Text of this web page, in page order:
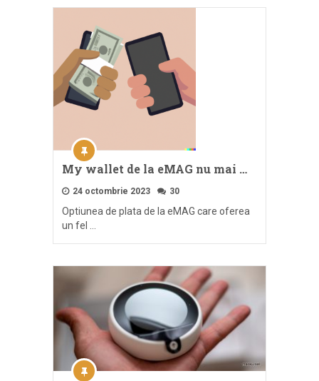
My wallet de la eMAG nu mai …
24 octombrie 2023 30
Optiunea de plata de la eMAG care oferea
un fel …